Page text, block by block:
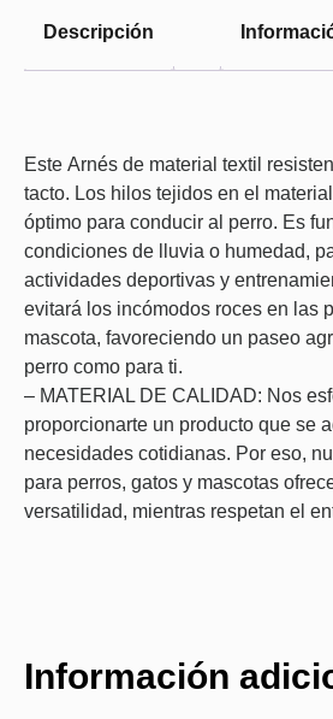
Descripción
Este Arnés de material textil
tacto. Los hilos tejidos en el
óptimo para conducir al perro. Es
condiciones de lluvia o humedad,
actividades deportivas y
evitará los incómodos roces en las
mascota, favoreciendo un paseo
perro como para ti.
– MATERIAL DE CALIDAD: Nos
proporcionarte un producto que se
necesidades cotidianas. Por eso,
para perros, gatos y mascotas
versatilidad, mientras respetan el
Información